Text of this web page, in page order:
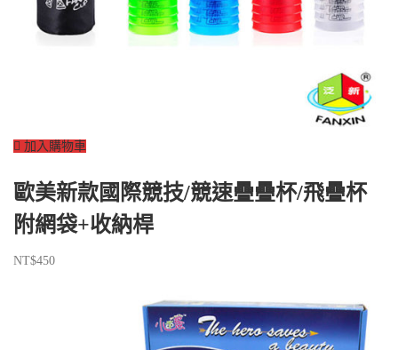
加入購物車
歐美新款國際競技/競速疊疊杯/飛疊杯
附網袋+收納桿
NT$450